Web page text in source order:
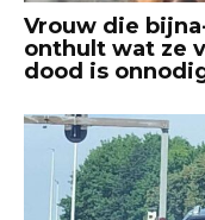
Vrouw die
onthult wat ze
dood is